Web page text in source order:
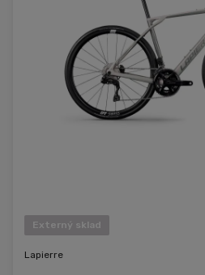
Externý sklad
Lapierre